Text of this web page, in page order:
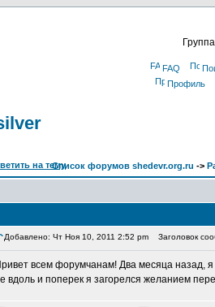
FAQ
Профиль
Список форумов shedevr.org.ru ->
Добавлено: Чт Ноя 10, 2011 2:52 pm Заголовок
всем форумчанам! Два месяца назад,
вдоль и поперек я загорелся желанием